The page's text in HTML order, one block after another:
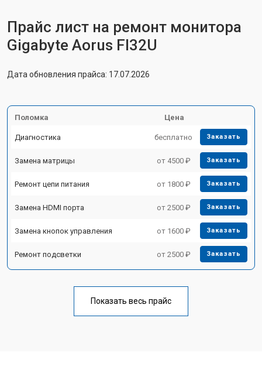
Прайс лист на ремонт монитора
Gigabyte Aorus FI32U
Дата обновления прайса: 17.07.2026
Поломка Цена
Диагностика бесплатно Заказать
Замена матрицы от 4500 ₽ Заказать
Ремонт цепи питания от 1800 ₽ Заказать
Замена HDMI порта от 2500 ₽ Заказать
Замена кнопок управления от 1600 ₽ Заказать
Ремонт подсветки от 2500 ₽ Заказать
Показать весь прайс